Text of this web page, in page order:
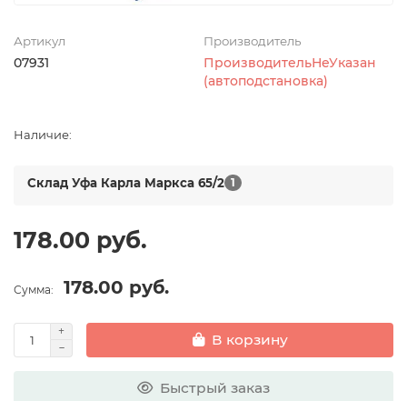
Артикул
07931
Производитель
ПроизводительНеУказан
(автоподстановка)
Наличие:
Склад Уфа Карла Маркса 65/2 1
178.00 руб.
Сумма: 178.00 руб.
В корзину
Быстрый заказ